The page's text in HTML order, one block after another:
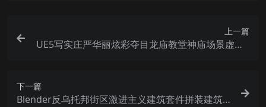
上一篇
UE5写实庄严华丽炫彩夺目龙庙教堂神庙场景虚幻5
下一篇
Blender反乌托邦街区激进主义建筑套件拼装建筑3